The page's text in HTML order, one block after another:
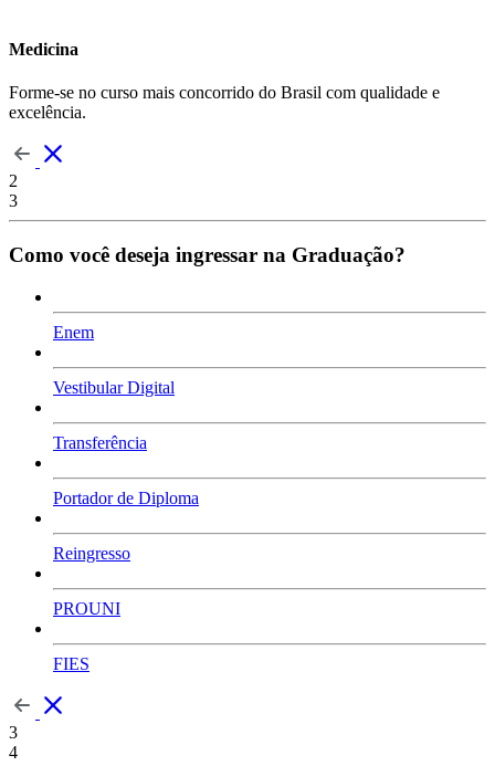
Medicina
Forme-se no curso mais concorrido do Brasil com qualidade e
excelência.
2
3
Como você deseja ingressar na Graduação?
Enem
Vestibular Digital
Transferência
Portador de Diploma
Reingresso
PROUNI
FIES
3
4